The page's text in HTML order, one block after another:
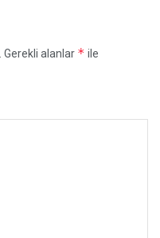
Gerekli alanlar * ile